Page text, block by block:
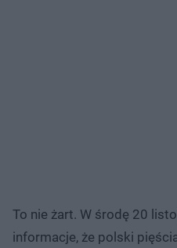
To nie żart. W środę 20
informacje, że polski